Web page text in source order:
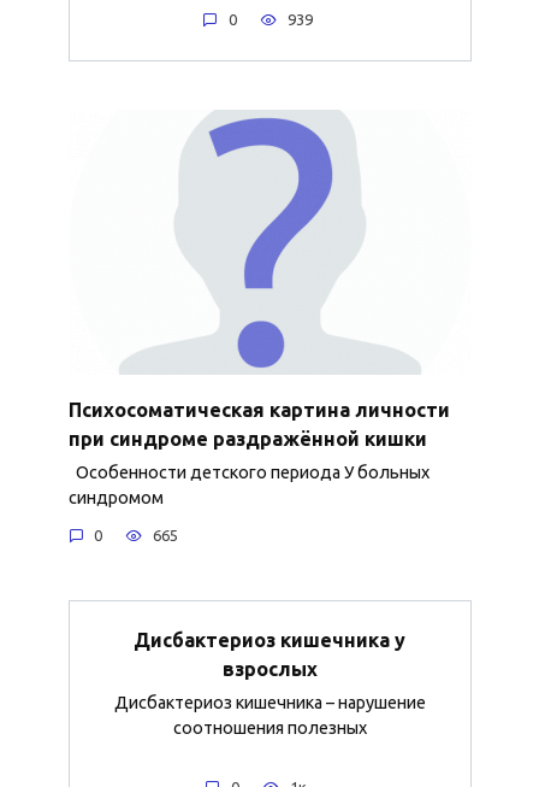
0 939
Психосоматическая картина личности
при синдроме раздражённой кишки
Особенности детского периода У больных
синдромом
0 665
Дисбактериоз кишечника у
взрослых
Дисбактериоз кишечника – нарушение
соотношения полезных